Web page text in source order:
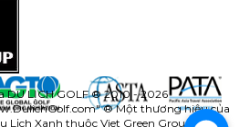
DU LỊCH GOLF® 2010 - 2026
" ® Một thương hiệu của
Lịch Xanh thuộc Viet Green Group